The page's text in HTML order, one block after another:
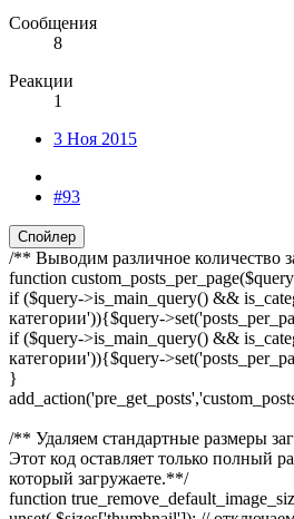
Сообщения
8
Реакции
1
3 Ноя 2015
#93
Спойлер
/** Выводим различное количество
function
if ($query->is_main_query() &&
категории')){$query-
if ($query->is_main_query() &&
категории')){$query-
}
/** Удаляем стандартные размеры
Этот код оставляет только полный
который загружаете.**/
function